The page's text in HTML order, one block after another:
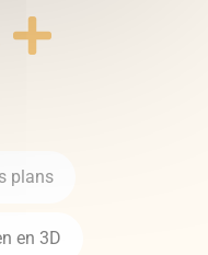
plans
en 3D